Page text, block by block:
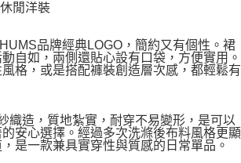
閒洋裝
品牌經典LOGO，簡約又有個性。裙
自如，兩側還貼心設有口袋，方便實用。
格，或是搭配褲裝創造層次感，都輕鬆有
織造，質地紮實，耐穿不易變形，是可以
安心選擇。經過多次洗滌後布料風格更顯
是一款兼具實穿性與質感的日常單品。